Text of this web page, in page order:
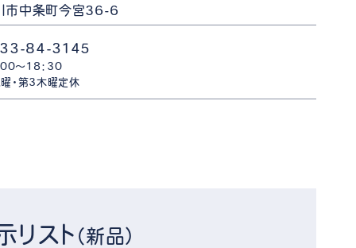
市中条町今宮36-6
84-3145
00～18：30
・第3木曜定休
リスト （新品）